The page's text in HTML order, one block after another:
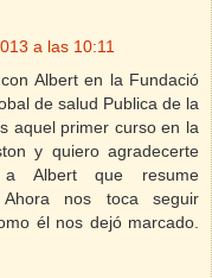
a las 10:11
Albert en la Fundació
de salud Publica de la
aquel primer curso en la
y quiero agradecerte
Albert que resume
Ahora nos toca seguir
él nos dejó marcado.